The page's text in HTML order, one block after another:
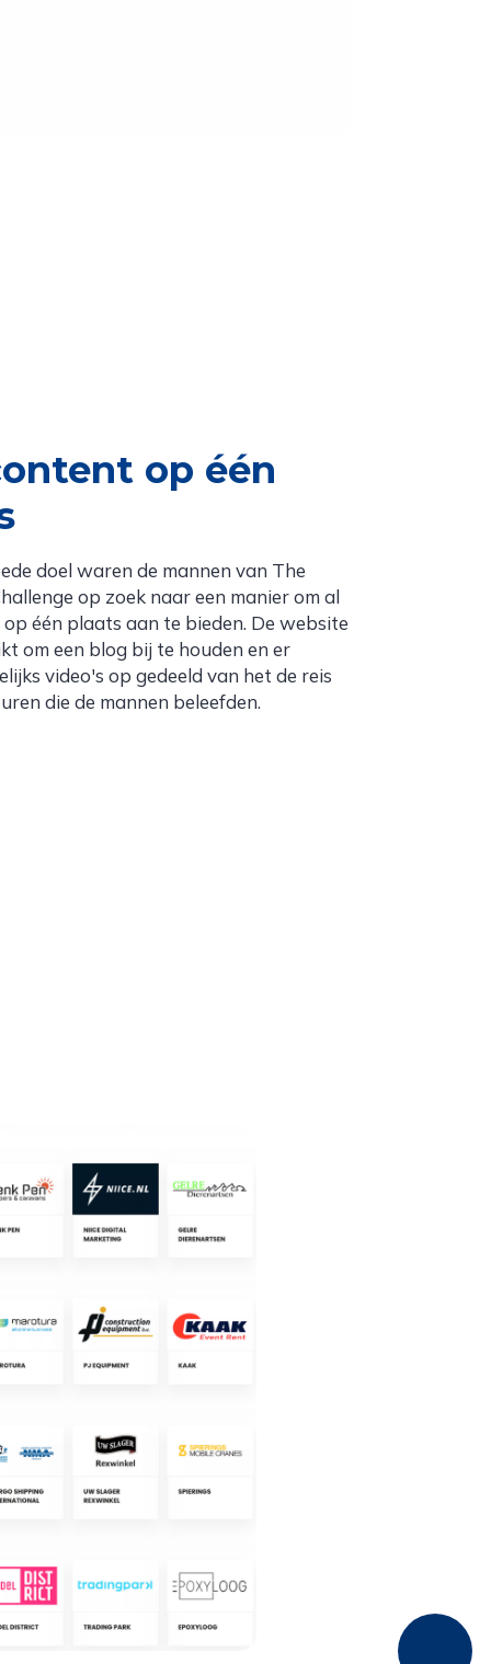
op één
doel waren de mannen van The
op zoek naar een manier om al
één plaats aan te bieden. De website
om een blog bij te houden en er
video's op gedeeld van het de reis
die de mannen beleefden.